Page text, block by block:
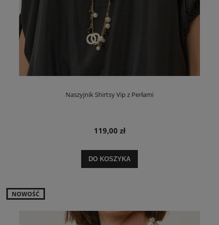
Naszyjnik Shirtsy Vip z Perłami
119,00 zł
DO KOSZYKA
NOWOŚĆ